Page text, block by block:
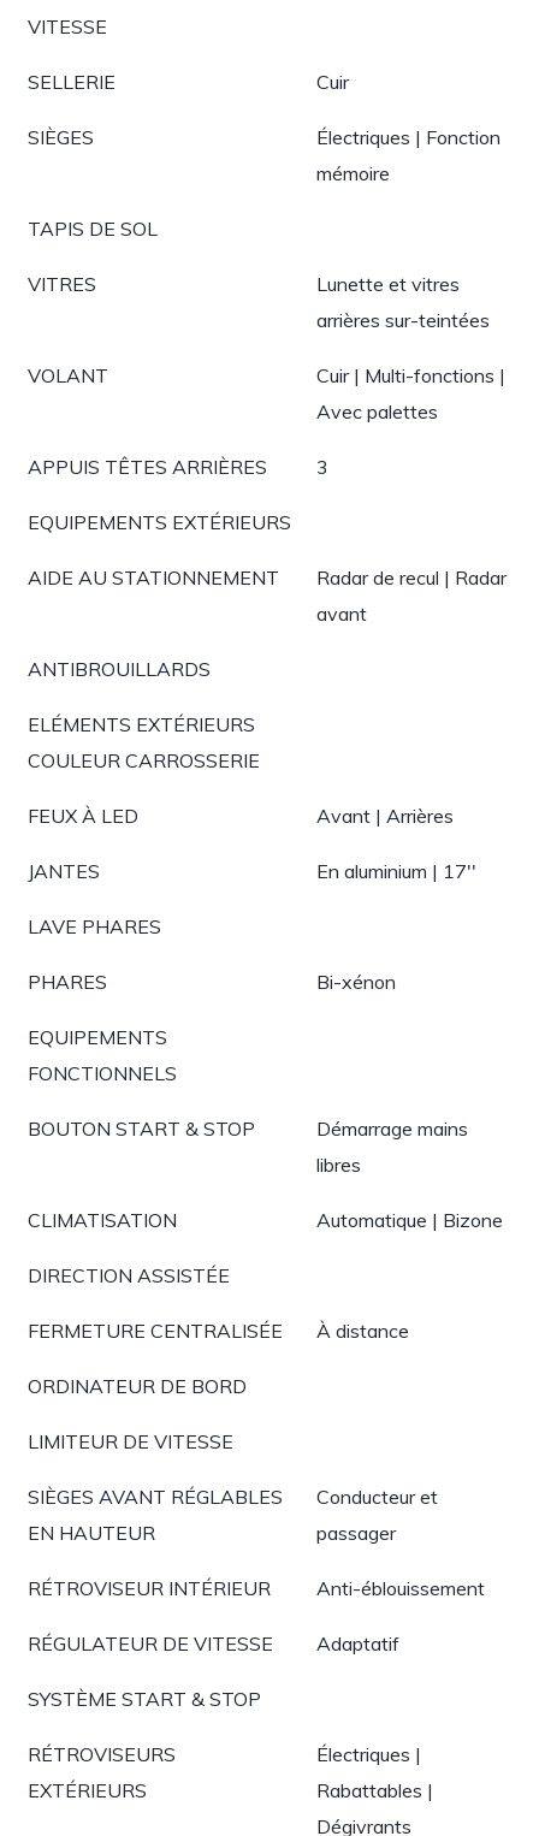
VITESSE
SELLERIE Cuir
SIÈGES
Électriques | Fonction
mémoire
TAPIS DE SOL
VITRES
Lunette et vitres
arrières sur-teintées
VOLANT
Cuir | Multi-fonctions |
Avec palettes
APPUIS TÊTES ARRIÈRES 3
EQUIPEMENTS EXTÉRIEURS
AIDE AU STATIONNEMENT
Radar de recul | Radar
avant
ANTIBROUILLARDS
ELÉMENTS EXTÉRIEURS
COULEUR CARROSSERIE
FEUX À LED Avant | Arrières
JANTES En aluminium | 17''
LAVE PHARES
PHARES Bi-xénon
EQUIPEMENTS
FONCTIONNELS
BOUTON START & STOP
Démarrage mains
libres
CLIMATISATION Automatique | Bizone
DIRECTION ASSISTÉE
FERMETURE CENTRALISÉE À distance
ORDINATEUR DE BORD
LIMITEUR DE VITESSE
SIÈGES AVANT RÉGLABLES
EN HAUTEUR
Conducteur et
passager
RÉTROVISEUR INTÉRIEUR Anti-éblouissement
RÉGULATEUR DE VITESSE Adaptatif
SYSTÈME START & STOP
RÉTROVISEURS
EXTÉRIEURS
Électriques |
Rabattables |
Dégivrants